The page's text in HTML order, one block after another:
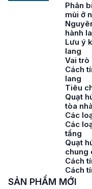
Phân
mùi ở
hành
Lưu ý
lang
Vai trò
Cách
lang
Tiêu
Quạt
tòa nhà
Các
Các
tầng
Quạt
chung
Cách
Cách
SẢN PHẨM MỚI